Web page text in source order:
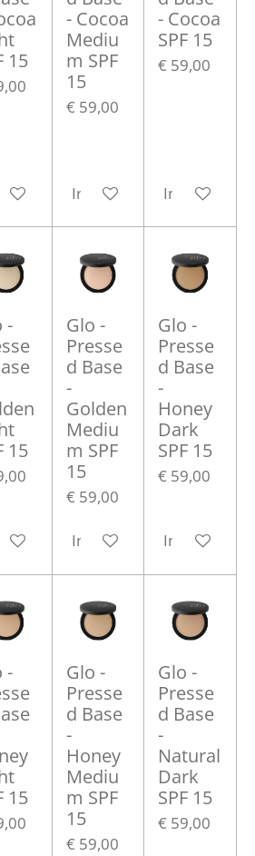
15
- Cocoa
Mediu
m SPF
15
€ 59,00
In winkelwagen
- Cocoa
SPF 15
€ 59,00
In
-
15
Glo -
Presse
d Base
-
Golden
Mediu
m SPF
15
€ 59,00
In winkelwagen
Glo -
Presse
d Base
-
Honey
Dark
SPF 15
€ 59,00
In
-
15
Glo -
Presse
d Base
-
Honey
Mediu
m SPF
15
€ 59,00
Glo -
Presse
d Base
-
Natural
Dark
SPF 15
€ 59,00